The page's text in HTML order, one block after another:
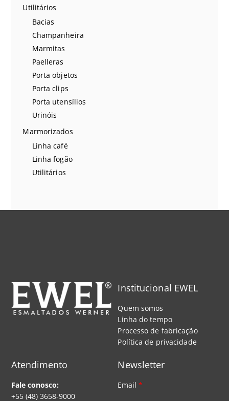
Utilitários
Bacias
Champanheira
Marmitas
Paelleras
Porta objetos
Porta clips
Porta utensílios
Urinóis
Marmorizados
Linha café
Linha fogão
Utilitários
Institucional EWEL
Quem somos
Linha do tempo
Processo de fabricação
Política de privacidade
Atendimento
Fale conosco:
+55 (48) 3658-9000
Newsletter
Email*